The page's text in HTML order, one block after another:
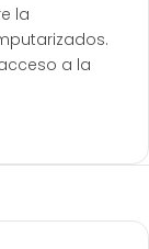
la
a la